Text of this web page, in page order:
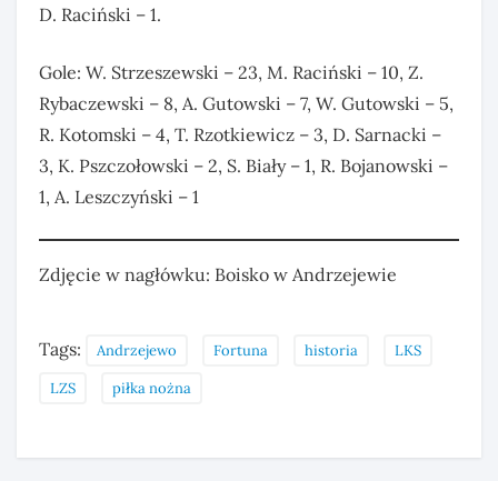
D. Raciński – 1.
Gole: W. Strzeszewski – 23, M. Raciński – 10, Z.
Rybaczewski – 8, A. Gutowski – 7, W. Gutowski – 5,
R. Kotomski – 4, T. Rzotkiewicz – 3, D. Sarnacki –
3, K. Pszczołowski – 2, S. Biały – 1, R. Bojanowski –
1, A. Leszczyński – 1
Zdjęcie w nagłówku: Boisko w Andrzejewie
Tags: Andrzejewo Fortuna historia
LKS
LZS
piłka nożna